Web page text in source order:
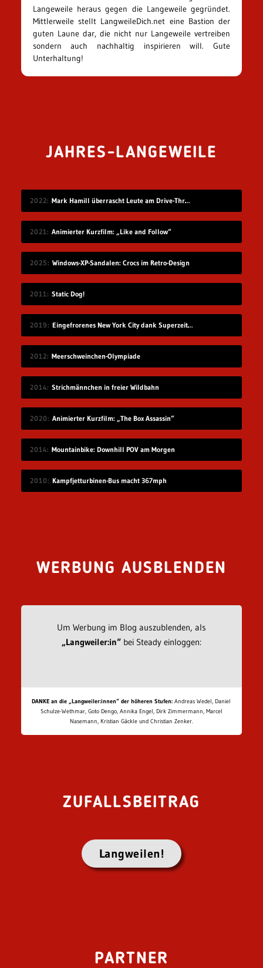
Langeweile heraus gegen die Langeweile gegründet.
Mittlerweile stellt LangweileDich.net eine Bastion der
guten Laune dar, die nicht nur Langeweile vertreiben
sondern auch nachhaltig inspirieren will. Gute
Unterhaltung!
JAHRES-LANGEWEILE
2022 Mark Hamill überrascht Leute am Drive-Thru-Schalter
2021 Animierter Kurzfilm: „Like and Follow“
2025 Windows-XP-Sandalen: Crocs im Retro-Design
2011 Static Dog!
2019 Eingefrorenes New York City dank Superzeitlupe
2012 Meerschweinchen-Olympiade
2014 Strichmännchen in freier Wildbahn
2020 Animierter Kurzfilm: „The Box Assassin“
2014 Mountainbike: Downhill POV am Morgen
2010 Kampfjetturbinen-Bus macht 367mph
WERBUNG AUSBLENDEN
Um Werbung im Blog auszublenden, als
„Langweiler:in“bei Steady einloggen:
DANKE an die „Langweiler:innen“ der höheren Stufen: Andreas Wedel, Daniel
Schulze-Wethmar, Goto Dengo, Annika Engel, Dirk Zimmermann, Marcel
Nasemann, Kristian Gäckle und Christian Zenker.
ZUFALLSBEITRAG
Langweilen!
PARTNER